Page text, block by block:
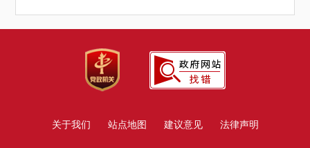
关于我们 站点地图 建议意见 法律声明